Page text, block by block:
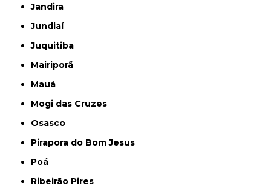
Jandira
Jundiaí
Juquitiba
Mairiporã
Mauá
Mogi das Cruzes
Osasco
Pirapora do Bom Jesus
Poá
Ribeirão Pires